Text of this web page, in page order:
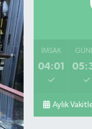
İMSAK
04:01
Aylık